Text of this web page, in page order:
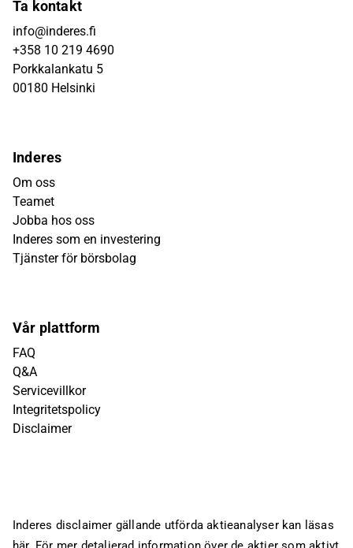
Ta kontakt
info@inderes.fi
+358 10 219 4690
Porkkalankatu 5
00180 Helsinki
Inderes
Om oss
Teamet
Jobba hos oss
Inderes som en investering
Tjänster för börsbolag
Vår plattform
FAQ
Q&A
Servicevillkor
Integritetspolicy
Disclaimer
Inderes disclaimer gällande utförda aktieanalyser kan läsas